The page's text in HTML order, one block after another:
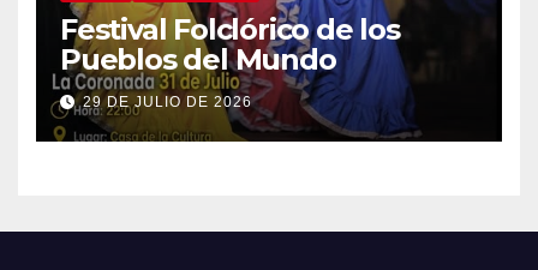
Festival Folclórico de los
Pueblos del Mundo
29 DE JULIO DE 2026